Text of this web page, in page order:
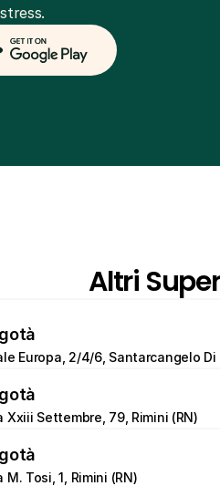
Altri
Europa, 2/4/6, Santarcangelo Di
Xxiii Settembre, 79, Rimini (RN)
M. Tosi, 1, Rimini (RN)